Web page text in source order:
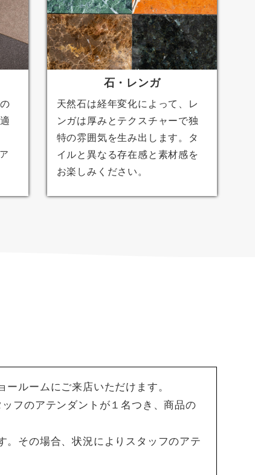
石・レンガ
天然石は経年変化によって、レ
ンガは厚みとテクスチャーで独
特の雰囲気を生み出します。タ
イルと異なる存在感と素材感を
お楽しみください。
ルームにご来店いただけます。
フのアテンダントが１名つき、商品の
。その場合、状況によりスタッフのアテ